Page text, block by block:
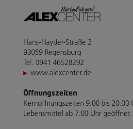
Hans-Hayder-Straße 2
93059 Regensburg
Tel. 0941 46528292
www.alexcenter.de
Öffnungszeiten
Kernöffnungszeiten 9.00 bis 20.00
Lebensmittel ab 7.00 Uhr geöffnet